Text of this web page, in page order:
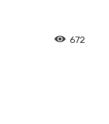
672